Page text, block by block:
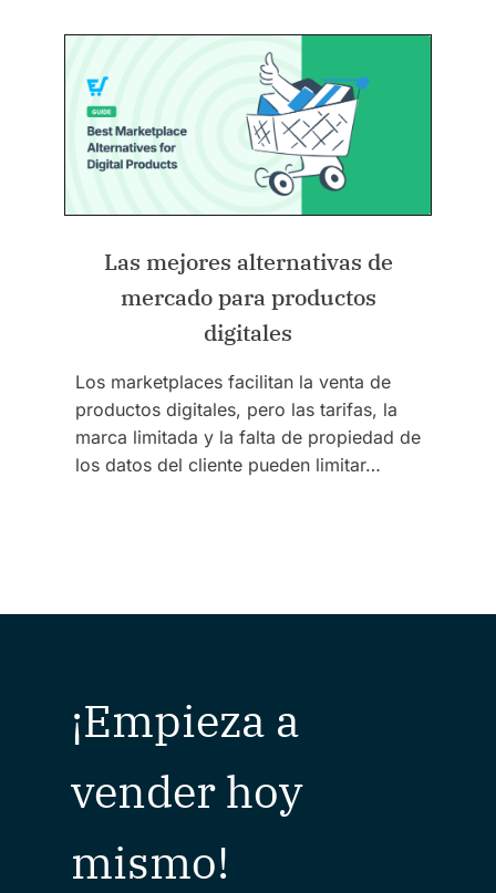
Las mejores alternativas de
mercado para productos
digitales
Los marketplaces facilitan la venta de
productos digitales, pero las tarifas, la
marca limitada y la falta de propiedad de
los datos del cliente pueden limitar…
¡Empieza a
vender hoy
mismo!